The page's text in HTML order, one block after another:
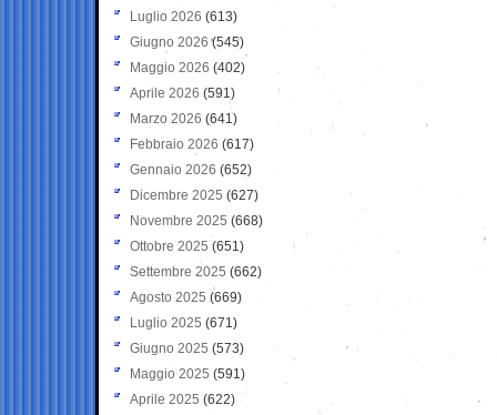
Luglio 2026 (613)
Giugno 2026 (545)
Maggio 2026 (402)
Aprile 2026 (591)
Marzo 2026 (641)
Febbraio 2026 (617)
Gennaio 2026 (652)
Dicembre 2025 (627)
Novembre 2025 (668)
Ottobre 2025 (651)
Settembre 2025 (662)
Agosto 2025 (669)
Luglio 2025 (671)
Giugno 2025 (573)
Maggio 2025 (591)
Aprile 2025 (622)